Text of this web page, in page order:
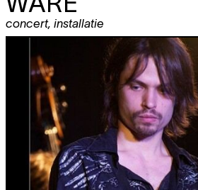
concert, installatie